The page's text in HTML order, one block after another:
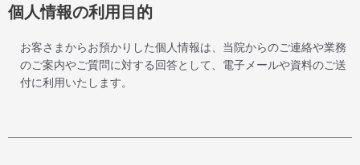
個人情報の利用目的
お客さまからお預かりした個人情報は、当院からのご連絡や業務
のご案内やご質問に対する回答として、電子メールや資料のご送
付に利用いたします。